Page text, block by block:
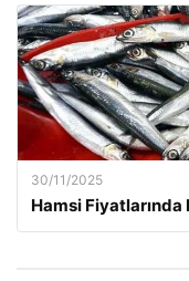
30/11/2025
Hamsi Fiyatlarında